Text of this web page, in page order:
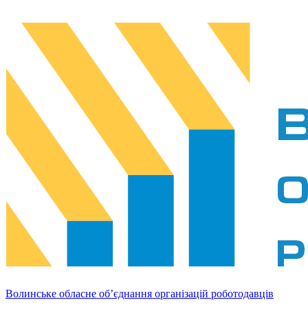
Волинське обласне об’єднання організацій роботодавців